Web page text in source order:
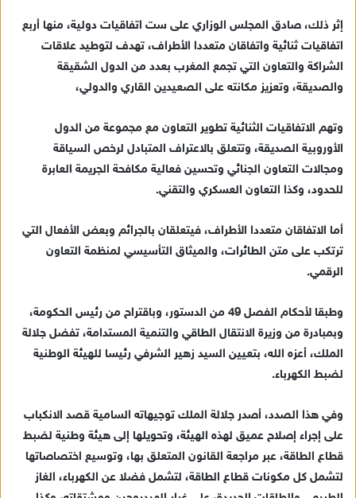
إثر ذلك، صادق المجلس الوزاري على ست اتفاقيات دولية، منها أربع
اتفاقيات ثنائية واتفاقان متعددا الأطراف، تهدف لتوطيد علاقات
الشراكة والتعاون التي تجمع المغرب بعدد من الدول الشقيقة
والصديقة، وتعزيز مكانته على الصعيدين القاري والدولي،
وتهم الاتفاقيات الثنائية تطوير التعاون مع مجموعة من الدول
الأوروبية الصديقة، وتتعلق بالاعتراف المتبادل لرخص السياقة
ومجالات التعاون الجنائي وتحسين فعالية مكافحة الجريمة العابرة
للحدود، وكذا التعاون العسكري والتقني.
أما الاتفاقان متعددا الأطراف، فيتعلقان بالجرائم وبعض الأفعال التي
ترتكب على متن الطائرات، والميثاق التأسيسي لمنظمة التعاون
الرقمي.
وطبقا لأحكام الفصل 49 من الدستور، وباقتراح من رئيس الحكومة،
وبمبادرة من وزيرة الانتقال الطاقي والتنمية المستدامة، تفضل جلالة
الملك، أعزه الله، بتعيين السيد زهير الشرفي رئيسا للهيئة الوطنية
لضبط الكهرباء.
وفي هذا الصدد، أصدر جلالة الملك توجيهاته السامية قصد الانكباب
على إجراء إصلاح عميق لهذه الهيئة، وتحويلها إلى هيئة وطنية لضبط
قطاع الطاقة، عبر مراجعة القانون المتعلق بها، وتوسيع اختصاصاتها
لتشمل كل مكونات قطاع الطاقة، لتشمل فضلا عن الكهرباء، الغاز